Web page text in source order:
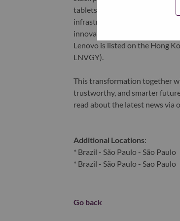
tablets), infrastructure (server,
infrastructure), software,
innovation is building a more
Lenovo is listed on the Hong
LNVGY).
This transformation together
trustworthy, and smarter
read about the latest news via
Additional Locations:
* Brazil - São Paulo - São Paulo
* Brazil - São Paulo - Sao Paulo
Go back